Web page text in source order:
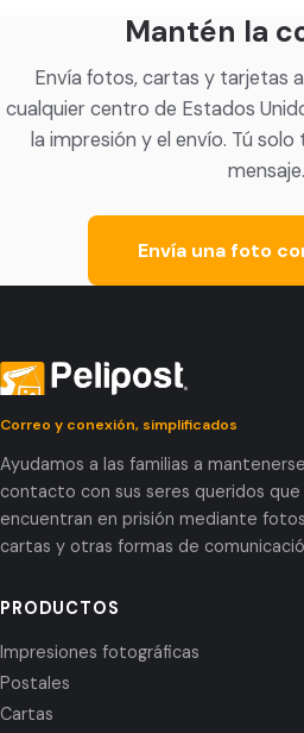
Mantén la
Envía fotos, cartas y tarjetas
cualquier centro de Estados
la impresión y el envío. Tú solo
mensaje.
Envía una foto
Correo y conexión, simplificados
Ayudamos a las familias a
contacto con sus seres queridos que
encuentran en prisión mediante
cartas y otras formas de
PRODUCTOS
Impresiones fotográficas
Postales
Cartas